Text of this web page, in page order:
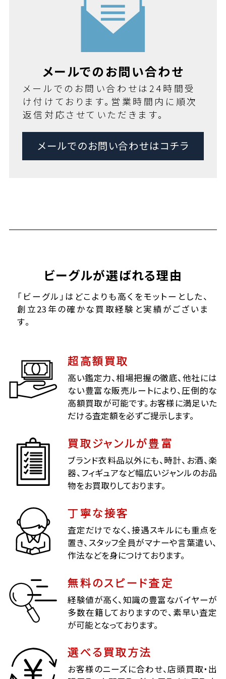
メールでのお問い合わせ
メールでのお問い合わせは24時間受
け付けております。営業時間内に順次
返信対応させていただきます。
メールでのお問い合わせはコチラ
ビーグルが選ばれる理由
「ビーグル」はどこよりも高くをモットーとした、
創立23年の確かな買取経験と実績がございま
す。
超高額買取
高い鑑定力、相場把握の徹底、他社には
ない豊富な販売ルートにより、圧倒的な
高額買取が可能です。お客様に満足いた
だける査定額を必ずご提示します。
買取ジャンルが豊富
ブランド衣料品以外にも、時計、お酒、楽
器、フィギュアなど幅広いジャンルのお品
物をお買取りしております。
丁寧な接客
査定だけでなく、接遇スキルにも重点を
置き、スタッフ全員がマナーや言葉遣い、
作法などを身につけております。
無料のスピード査定
経験値が高く、知識の豊富なバイヤーが
多数在籍しておりますので、素早い査定
が可能となっております。
選べる買取方法
お客様のニーズに合わせ、店頭買取・出